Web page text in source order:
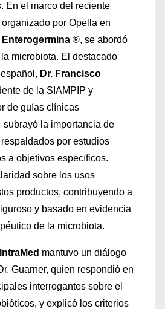
En el marco del reciente
por Opella en
Enterogermina ®, se abordó
microbiota. El destacado
Dr. Francisco
de la SIAMPIP y
de guías clínicas
la importancia de
por estudios
a objetivos específicos.
sobre los usos
productos, contribuyendo a
y basado en evidencia
de la microbiota.
IntraMed mantuvo un diálogo
Guarner, quien respondió en
interrogantes sobre el
y explicó los criterios